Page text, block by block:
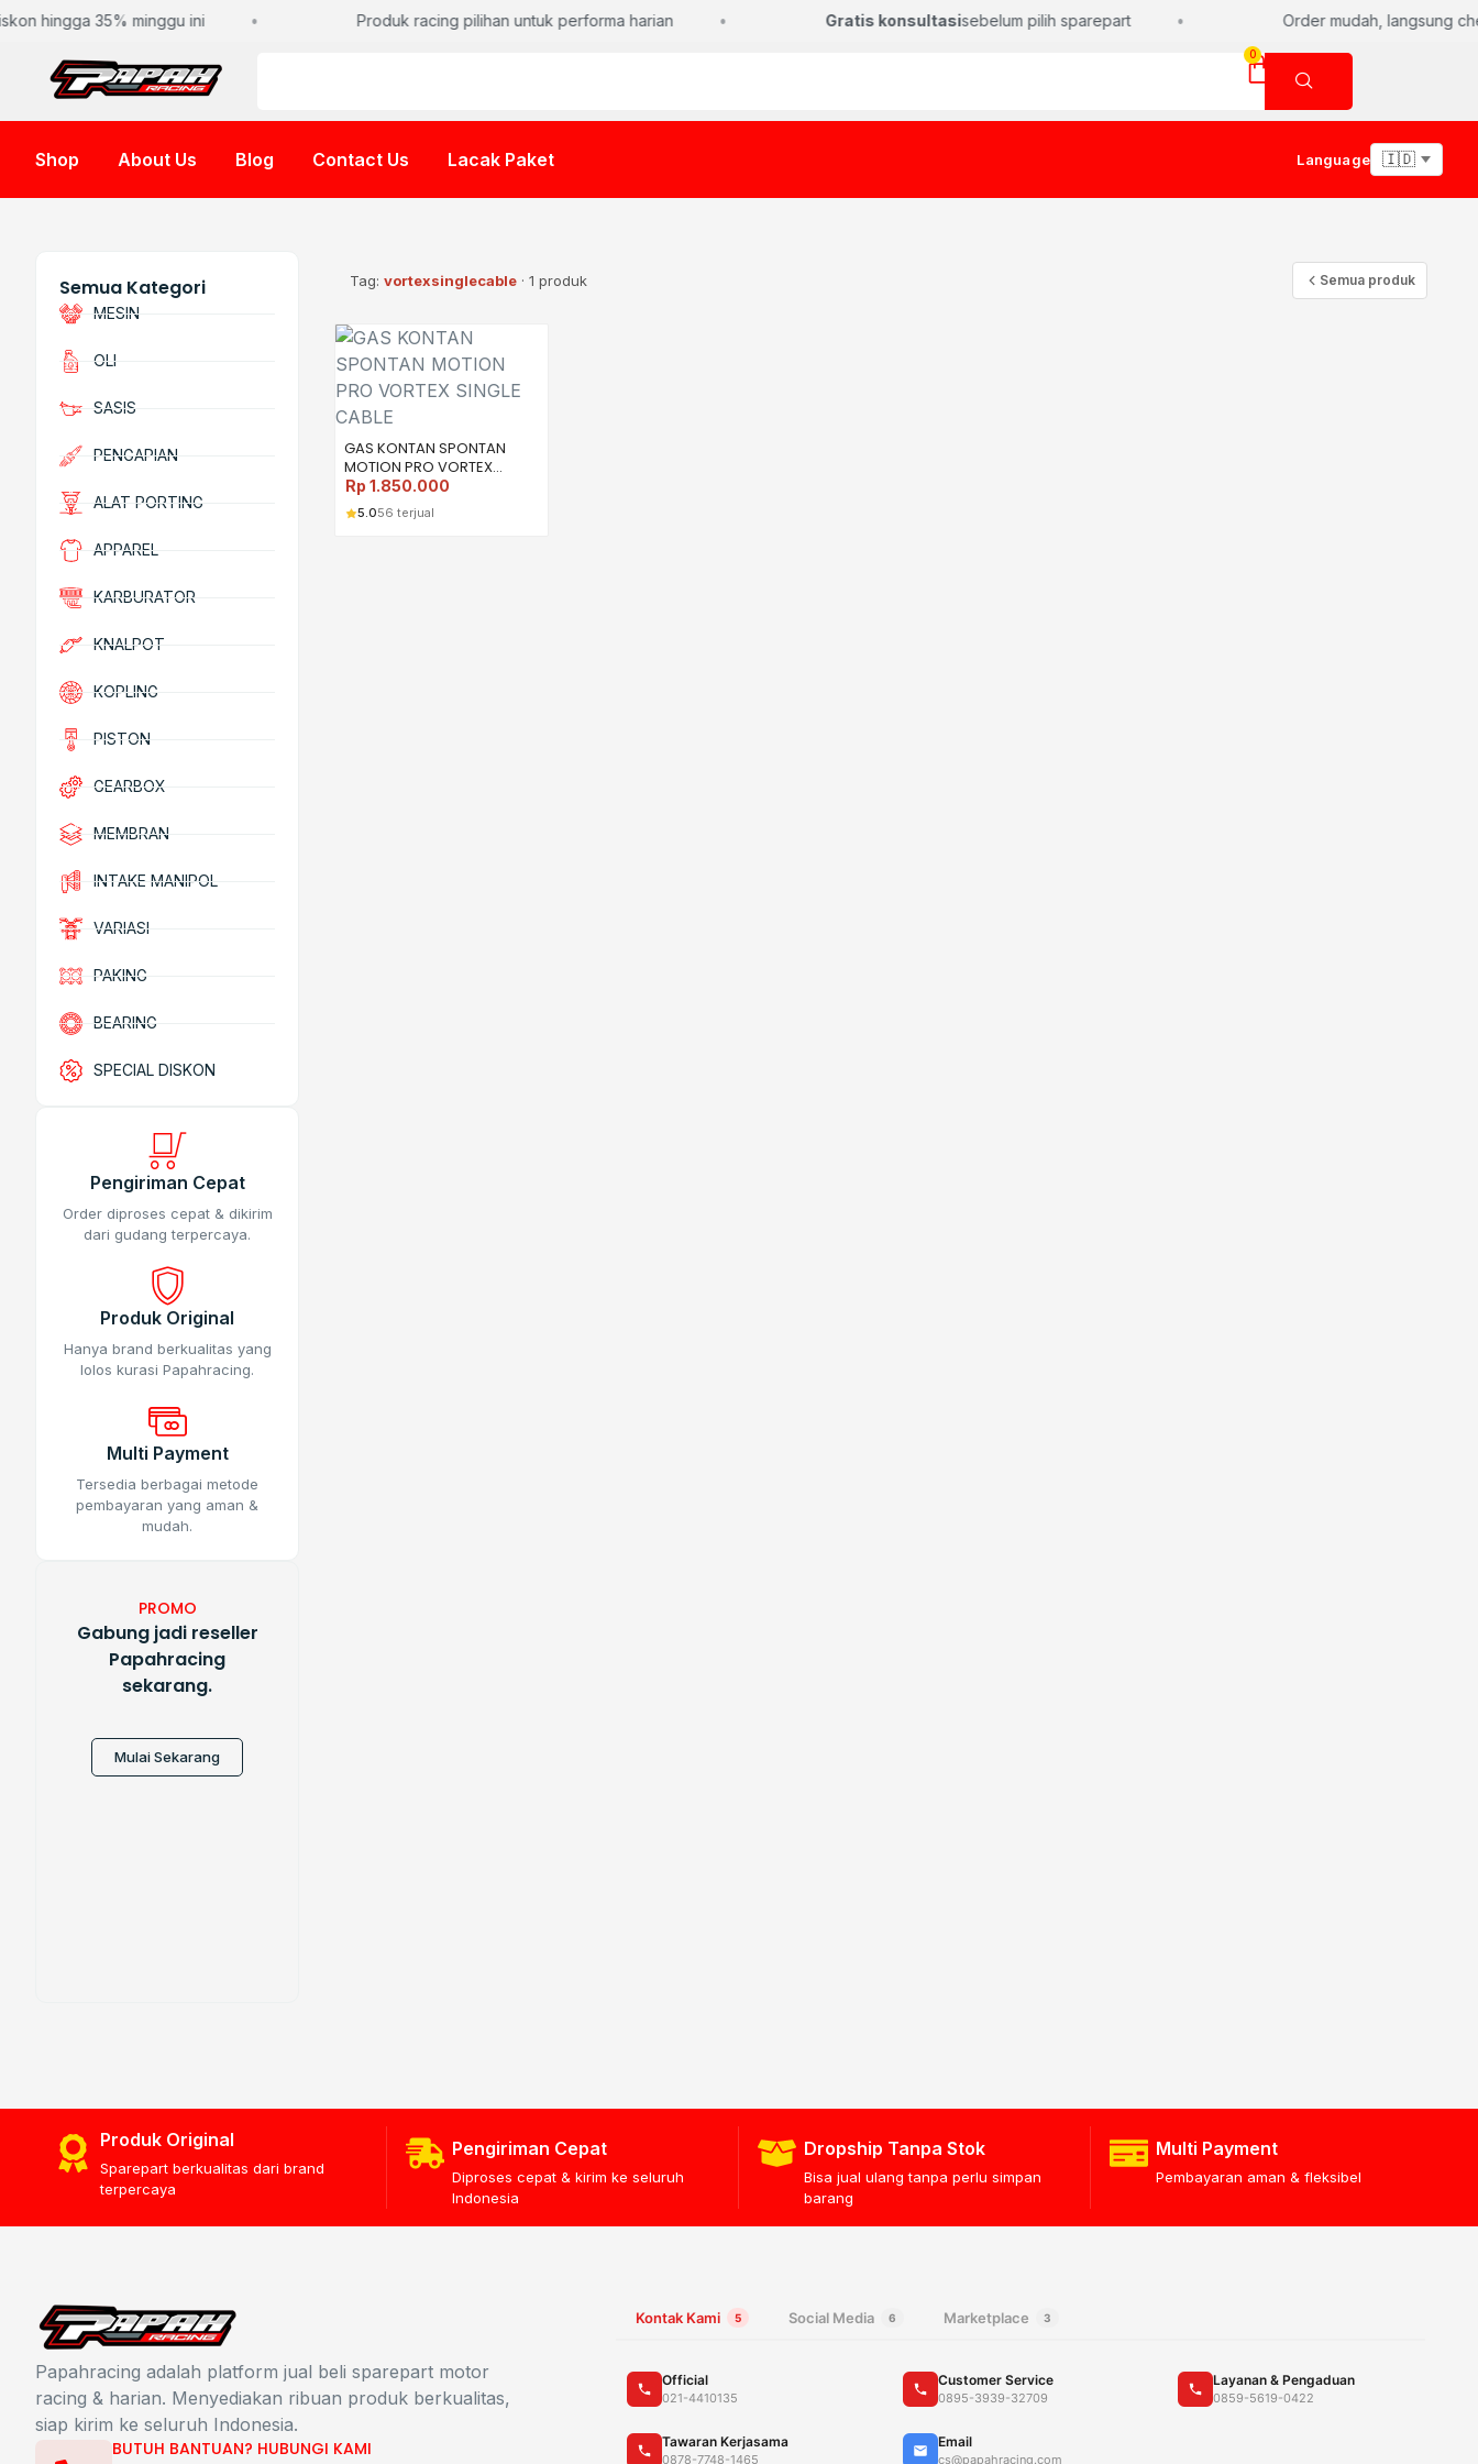
hingga 35% minggu ini Produk racing pilihan untuk performa harian Gratis konsultasisebelum pilih sparepart Order mudah, langsung
0
Shop About Us Blog Contact Us Lacak Paket Language
Semua Kategori
MESIN
OLI
SASIS
PENGAPIAN
ALAT PORTING
APPAREL
KARBURATOR
KNALPOT
KOPLING
PISTON
GEARBOX
MEMBRAN
INTAKE MANIPOL
VARIASI
PAKING
BEARING
SPECIAL DISKON
Pengiriman Cepat
Order diproses cepat & dikirim
dari gudang terpercaya.
Produk Original
Hanya brand berkualitas yang
lolos kurasi Papahracing.
Multi Payment
Tersedia berbagai metode
pembayaran yang aman &
mudah.
PROMO
Gabung jadi reseller
Papahracing
sekarang.
Mulai Sekarang
Tag: vortexsinglecable · 1 produk Semua produk
GAS KONTAN SPONTAN
MOTION PRO VORTEX
SINGLE CABLE
Rp 1.850.000
5.056 terjual
Produk Original
Sparepart berkualitas dari brand
terpercaya
Pengiriman Cepat
Diproses cepat & kirim ke seluruh
Indonesia
Dropship Tanpa Stok
Bisa jual ulang tanpa perlu simpan
barang
Multi Payment
Pembayaran aman & fleksibel
Papahracing adalah platform jual beli sparepart motor
racing & harian. Menyediakan ribuan produk berkualitas,
siap kirim ke seluruh Indonesia.
BUTUH BANTUAN? HUBUNGI KAMI
Kontak Kami 5 Social Media 6 Marketplace 3
Official
021-4410135
Customer Service
0895-3939-32709
Layanan & Pengaduan
0859-5619-0422
Tawaran Kerjasama
0878-7748-1465
Email
cs@papahracing.com